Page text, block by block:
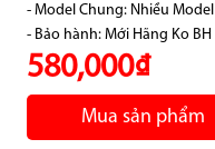
- Model Chung: Nhiều Model
- Bảo hành: Mới Hãng Ko BH
580,000₫
Mua sản phẩm